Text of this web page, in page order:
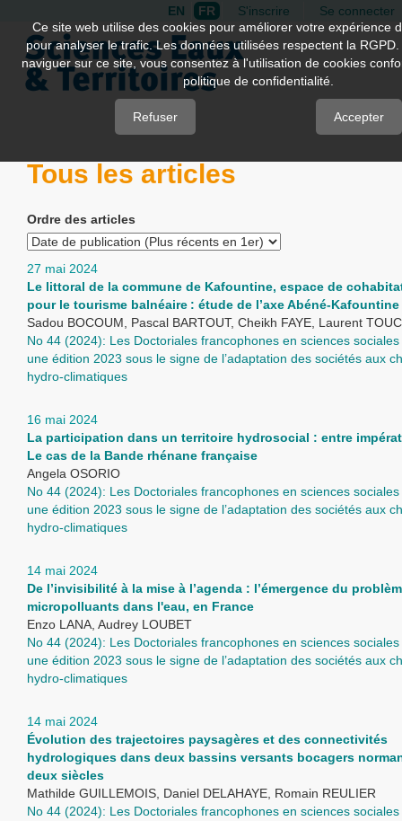
Quick
jump
page
Navigation
Sidebar
EN FR S'inscrire Se connecter
Tous les articles
Ordre des articles
27 mai 2024
Le littoral de la commune de Kafountine, espace de
pour le tourisme balnéaire : étude de l’axe Abéné-Kafountine
Sadou BOCOUM, Pascal BARTOUT, Cheikh FAYE, Laurent
No 44 (2024): Les Doctoriales francophones en sciences sociales
une édition 2023 sous le signe de l’adaptation des sociétés aux
hydro-climatiques
16 mai 2024
La participation dans un territoire hydrosocial : entre
Le cas de la Bande rhénane française
Angela OSORIO
No 44 (2024): Les Doctoriales francophones en sciences sociales
une édition 2023 sous le signe de l’adaptation des sociétés aux
hydro-climatiques
14 mai 2024
De l’invisibilité à la mise à l’agenda : l’émergence du
micropolluants dans l'eau, en France
Enzo LANA, Audrey LOUBET
No 44 (2024): Les Doctoriales francophones en sciences sociales
une édition 2023 sous le signe de l’adaptation des sociétés aux
hydro-climatiques
14 mai 2024
Évolution des trajectoires paysagères et des connectivités
hydrologiques dans deux bassins versants bocagers
deux siècles
Mathilde GUILLEMOIS, Daniel DELAHAYE, Romain REULIER
No 44 (2024): Les Doctoriales francophones en sciences sociales
Ce site web utilise des cookies pour améliorer votre expérience
pour analyser le trafic. Les données utilisées respectent la
naviguer sur ce site, vous consentez à l'utilisation de cookies
politique de confidentialité.
Refuser Accepter